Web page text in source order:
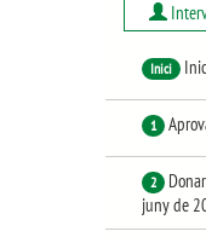
Inici
1
2
juny de